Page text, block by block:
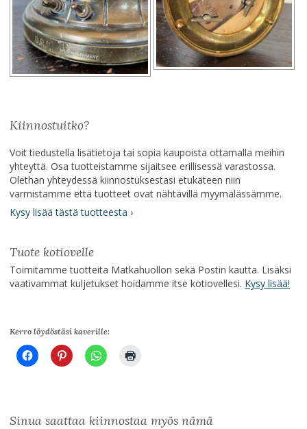
Kiinnostuitko?
Voit tiedustella lisätietoja tai sopia kaupoista ottamalla meihin
yhteyttä. Osa tuotteistamme sijaitsee erillisessä varastossa.
Olethan yhteydessä kiinnostuksestasi etukäteen niin
varmistamme että tuotteet ovat nähtävillä myymälässämme.
Kysy lisää tästä tuotteesta ›
Tuote kotiovelle
Toimitamme tuotteita Matkahuollon sekä Postin kautta. Lisäksi
vaativammat kuljetukset hoidamme itse kotiovellesi. Kysy lisää!
Kerro löydöstäsi kaverille:
Sinua saattaa kiinnostaa myös nämä